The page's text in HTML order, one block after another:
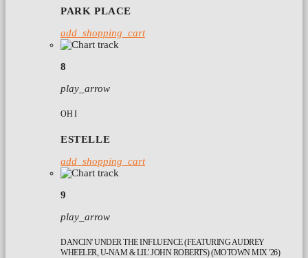
PARK PLACE
add_shopping_cart
8
play_arrow
OH I
ESTELLE
add_shopping_cart
9
play_arrow
DANCIN' UNDER THE INFLUENCE (FEATURING AUDREY
WHEELER, U-NAM & LIL' JOHN ROBERTS) (MOTOWN MIX '26)